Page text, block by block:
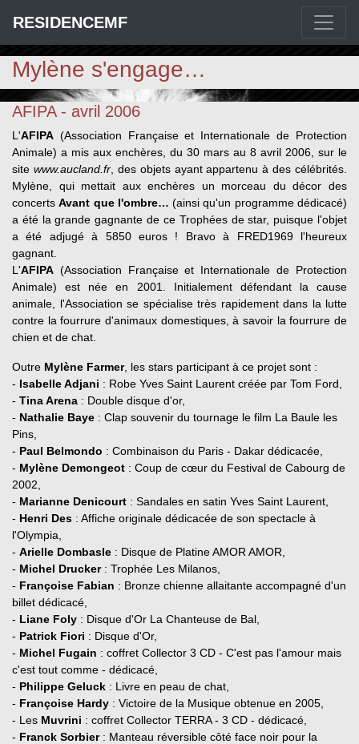
RESIDENCEMF
Mylène s'engage…
AFIPA - avril 2006
L'AFIPA (Association Française et Internationale de Protection
Animale) a mis aux enchères, du 30 mars au 8 avril 2006, sur le
site www.aucland.fr, des objets ayant appartenu à des célébrités.
Mylène, qui mettait aux enchères un morceau du décor des
concertsAvant que l'ombre… (ainsi qu'un programme dédicacé)
a été la grande gagnante de ce Trophées de star, puisque l'objet
a été adjugé à 5850 euros ! Bravo à FRED1969 l'heureux
gagnant.
L'AFIPA (Association Française et Internationale de Protection
Animale) est née en 2001. Initialement défendant la cause
animale, l'Association se spécialise très rapidement dans la lutte
contre la fourrure d'animaux domestiques, à savoir la fourrure de
chien et de chat.
Outre Mylène Farmer, les stars participant à ce projet sont :
- Isabelle Adjani : Robe Yves Saint Laurent créée par Tom Ford,
- Tina Arena : Double disque d'or,
- Nathalie Baye : Clap souvenir du tournage le film La Baule les
Pins,
- Paul Belmondo : Combinaison du Paris - Dakar dédicacée,
- Mylène Demongeot : Coup de cœur du Festival de Cabourg de
2002,
- Marianne Denicourt : Sandales en satin Yves Saint Laurent,
- Henri Des : Affiche originale dédicacée de son spectacle à
l'Olympia,
- Arielle Dombasle : Disque de Platine AMOR AMOR,
- Michel Drucker: Trophée Les Milanos,
- Françoise Fabian : Bronze chienne allaitante accompagné d'un
billet dédicacé,
- Liane Foly : Disque d'Or La Chanteuse de Bal,
- Patrick Fiori : Disque d'Or,
- Michel Fugain : coffret Collector 3 CD - C'est pas l'amour mais
c'est tout comme - dédicacé,
- Philippe Geluck : Livre en peau de chat,
- Françoise Hardy : Victoire de la Musique obtenue en 2005,
- Les Muvrini : coffret Collector TERRA - 3 CD - dédicacé,
- Franck Sorbier: Manteau réversible côté face noir pour la